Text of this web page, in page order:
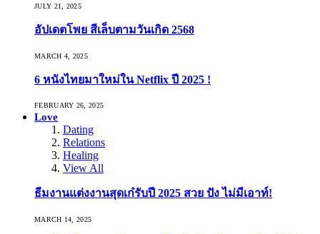
JULY 21, 2025
อัปเดตโพย สีเล็บตามวันเกิด 2568
MARCH 4, 2025
6 หนังไทยมาใหม่ใน Netflix ปี 2025 !
FEBRUARY 26, 2025
Love
Dating
Relations
Healing
View All
ธีมงานแต่งงานสุดเก๋รับปี 2025 สวย ปัง ไม่มีเอาท์!
MARCH 14, 2025